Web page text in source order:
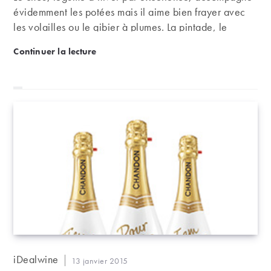
évidemment les potées mais il aime bien frayer avec
les volailles ou le gibier à plumes. La pintade, le
une compagne idéale. Comme le sera aussi un joli
Continuer la lectureRecette : pintade au chou
Auteur/autrice
iDealwine
Publication
13 janvier 2015